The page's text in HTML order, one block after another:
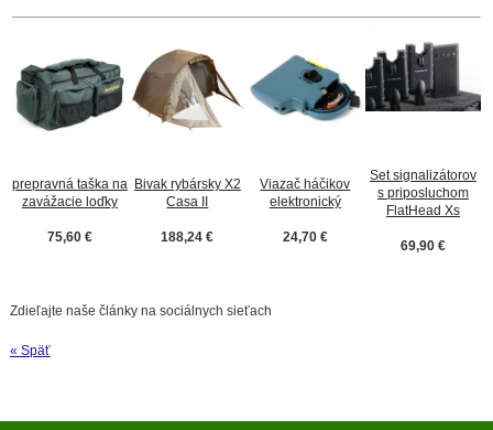
prepravná taška na
zavážacie loďky
75,60 €
Bivak rybársky X2
Casa II
188,24 €
Viazač háčikov
elektronický
24,70 €
Set signalizátorov
s priposluchom
FlatHead Xs
69,90 €
Zdieľajte naše články na sociálnych sieťach
« Späť